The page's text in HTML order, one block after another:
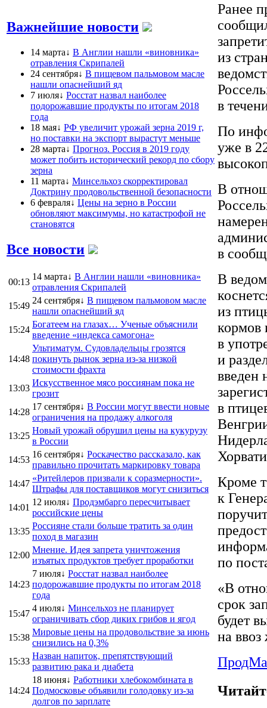
Важнейшие новости
14 марта↓ В Англии нашли «виновника»
отравления Скрипалей
24 сентября↓ В пищевом пальмовом масле
нашли опаснейший яд
7 июля↓ Росстат назвал наиболее
подорожавшие продукты по итогам 2018
года
18 мая↓ РФ увеличит урожай зерна 2019 г,
но поставки на экспорт вырастут меньше
28 марта↓ Прогноз. Россия в 2019 году
может побить исторический рекорд по сбору
зерна
11 марта↓ Минсельхоз скорректировал
Доктрину продовольственной безопасности
6 февраля↓ Цены на зерно в России
обновляют максимумы, но катастрофой не
становятся
Все новости
00:13
14 марта↓ В Англии нашли «виновника»
отравления Скрипалей
15:49
24 сентября↓ В пищевом пальмовом масле
нашли опаснейший яд
15:24
Богатеем на глазах… Ученые объяснили
введение «индекса самогона»
14:48
Ультиматум. Судовладельцы грозятся
покинуть рынок зерна из-за низкой
стоимости фрахта
13:03
Искусственное мясо россиянам пока не
грозит
14:28
17 сентября↓ В России могут ввести новые
ограничения на продажу алкоголя
13:25
Новый урожай обрушил цены на кукурузу
в России
14:53
16 сентября↓ Роскачество рассказало, как
правильно прочитать маркировку товара
14:47
«Ритейлеров призвали к соразмерности».
Штрафы для поставщиков могут снизиться
14:01
12 июля↓ Продэмбарго пересчитывает
российские цены
13:35
Россияне стали больше тратить за один
поход в магазин
12:00
Мнение. Идея запрета уничтожения
изъятых продуктов требует проработки
14:23
7 июля↓ Росстат назвал наиболее
подорожавшие продукты по итогам 2018
года
15:47
4 июля↓ Минсельхоз не планирует
ограничивать сбор диких грибов и ягод
15:38
Мировые цены на продовольствие за июнь
снизились на 0,3%
15:33
Назван напиток, препятствующий
развитию рака и диабета
14:24
18 июня↓ Работники хлебокомбината в
Подмосковье объявили голодовку из-за
долгов по зарплате
Ранее
из
в
По
уже в
В
в
В
из
кормов
в
и
введен
в
Кроме
к
по
«В
срок
будет
на